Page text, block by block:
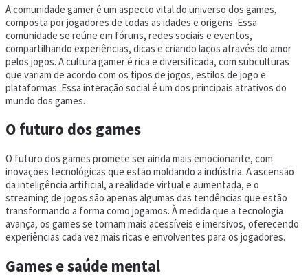
A comunidade gamer é um aspecto vital do universo dos games,
composta por jogadores de todas as idades e origens. Essa
comunidade se reúne em fóruns, redes sociais e eventos,
compartilhando experiências, dicas e criando laços através do amor
pelos jogos. A cultura gamer é rica e diversificada, com subculturas
que variam de acordo com os tipos de jogos, estilos de jogo e
plataformas. Essa interação social é um dos principais atrativos do
mundo dos games.
O futuro dos games
O futuro dos games promete ser ainda mais emocionante, com
inovações tecnológicas que estão moldando a indústria. A ascensão
da inteligência artificial, a realidade virtual e aumentada, e o
streaming de jogos são apenas algumas das tendências que estão
transformando a forma como jogamos. À medida que a tecnologia
avança, os games se tornam mais acessíveis e imersivos, oferecendo
experiências cada vez mais ricas e envolventes para os jogadores.
Games e saúde mental